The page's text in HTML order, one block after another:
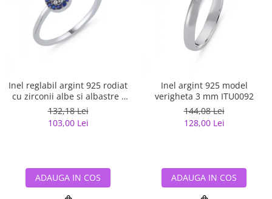
Inel reglabil argint 925 rodiat
cu zirconii albe si albastre -
Be Elegant ITU0109
132,18 Lei
103,00 Lei
ADAUGA IN COS
Inel argint 925 model
verigheta 3 mm ITU0092
144,08 Lei
128,00 Lei
ADAUGA IN COS